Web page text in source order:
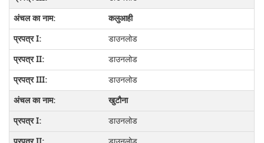
कलुआही
डाउनलोड
डाउनलोड
डाउनलोड
खुटौना
डाउनलोड